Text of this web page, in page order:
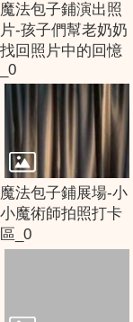
魔法包子鋪演出照
片-孩子們幫老奶奶
找回照片中的回憶
_0
魔法包子鋪展場-小
小魔術師拍照打卡
區_0